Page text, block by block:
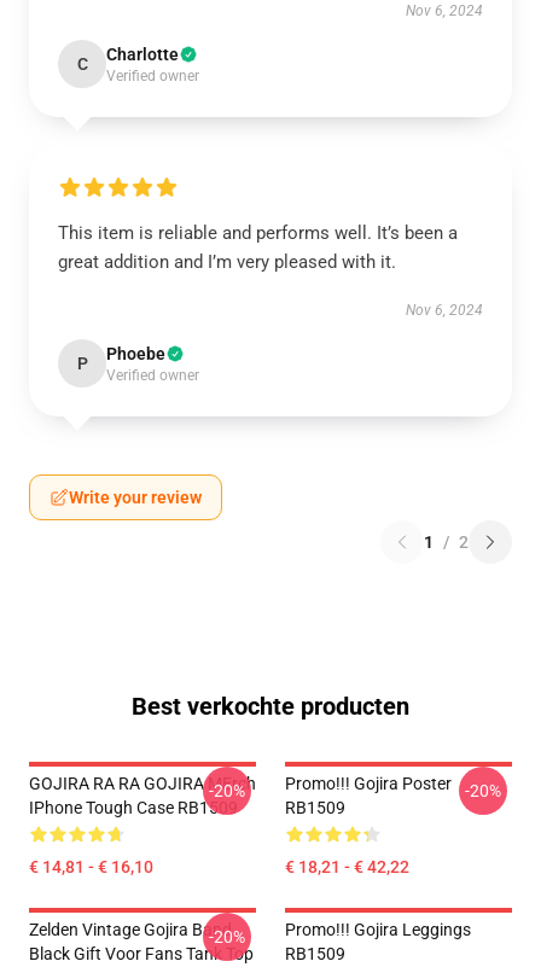
Nov 6, 2024
C Charlotte
Verified owner
This item is reliable and performs well. It’s been a
great addition and I’m very pleased with it.
Nov 6, 2024
P Phoebe
Verified owner
Write your review
1 / 2
Best verkochte producten
GOJIRA RA RA GOJIRA MErch
IPhone Tough Case RB1509
€ 14,81 - € 16,10
-20%
Promo!!! Gojira Poster
RB1509
€ 18,21 - € 42,22
-20%
Zelden Vintage Gojira Band
Black Gift Voor Fans Tank Top
-20%
Promo!!! Gojira Leggings
RB1509